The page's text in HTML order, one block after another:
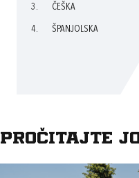
3. ČEŠKA
4. ŠPANJOLSKA
Pročitajte